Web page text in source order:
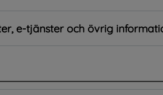
e-tjänster och övrig